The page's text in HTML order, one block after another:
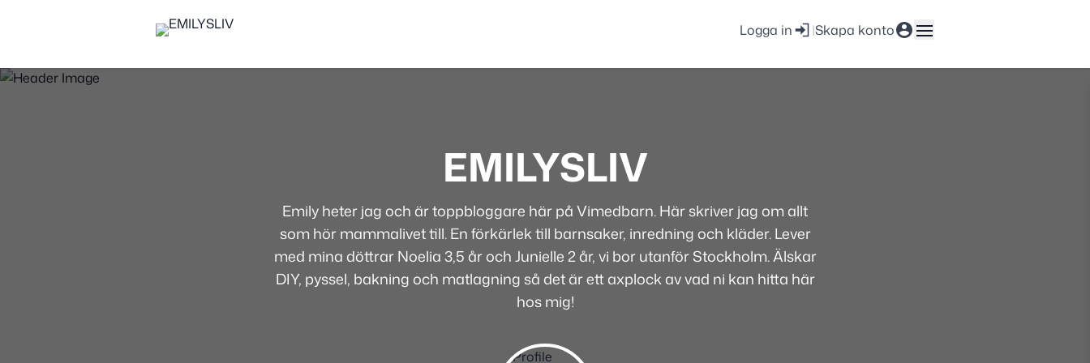
Logga in |Skapa konto
EMILYSLIV
Emily heter jag och är toppbloggare här på Vimedbarn. Här skriver jag om allt
som hör mammalivet till. En förkärlek till barnsaker, inredning och kläder. Lever
med mina döttrar Noelia 3,5 år och Junielle 2 år, vi bor utanför Stockholm. Älskar
DIY, pyssel, bakning och matlagning så det är ett axplock av vad ni kan hitta här
hos mig!